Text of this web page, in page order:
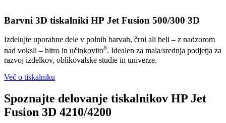
Barvni 3D tiskalniki HP Jet Fusion 500/300 3D
Izdelujte uporabne dele v polnih barvah, črni ali beli – z nadzorom
nad voksli – hitro in učinkovito8. Idealen za mala/srednja podjetja za
razvoj izdelkov, oblikovalske studie in univerze.
Več o tiskalniku
Spoznajte delovanje tiskalnikov HP Jet
Fusion 3D 4210/4200